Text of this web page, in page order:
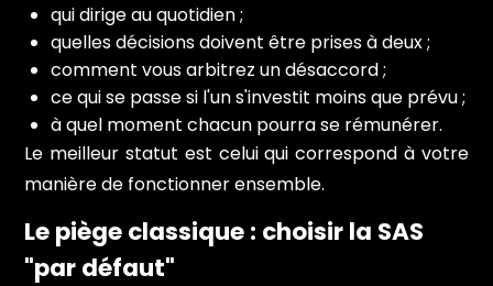
qui dirige au quotidien ;
quelles décisions doivent être prises à deux ;
comment vous arbitrez un désaccord ;
ce qui se passe si l'un s'investit moins que prévu ;
à quel moment chacun pourra se rémunérer.
Le meilleur statut est celui qui correspond à votre
manière de fonctionner ensemble.
Le piège classique : choisir la SAS
"par défaut"